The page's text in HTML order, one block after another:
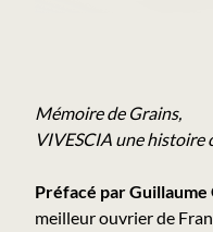
Mémoire de Grains,
VIVESCIA une histoire
Préfacé par Guillaume
meilleur ouvrier de